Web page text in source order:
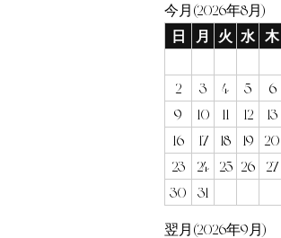
今月(2026年8月)
日
月 火 水 木
2
3 4 5 6
9
10 11 12 13
16
17 18 19 20
23
24 25 26 27
30
31
翌月(2026年9月)